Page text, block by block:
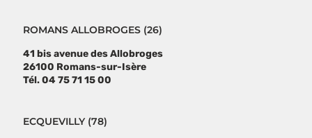
ROMANS ALLOBROGES (26)
41 bis avenue des Allobroges
26100 Romans-sur-Isère
Tél. 04 75 71 15 00
ECQUEVILLY (78)